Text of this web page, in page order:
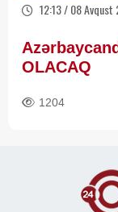
12:13 / 08 Avqust
OLACAQ
1204